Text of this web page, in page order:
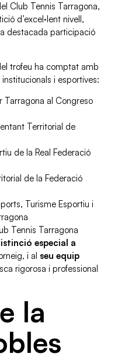
Club Tennis Tarragona,
d’excel·lent nivell,
destacada participació
trofeu ha comptat amb
i esportives:
Tarragona al Congreso
Territorial de
de la Real Federació
de la Federació
Turisme Esportiu i
Tennis Tarragona
especial a
i al seu equip
rigorosa i professional
la